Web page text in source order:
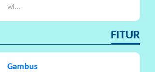
wi...
FITUR
Gambus